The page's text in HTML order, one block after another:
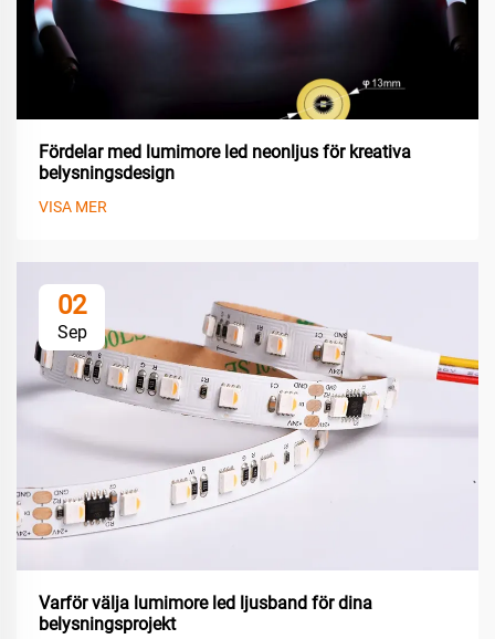
Fördelar med lumimore led neonljus för kreativa
belysningsdesign
VISA MER
02
Sep
Varför välja lumimore led ljusband för dina
belysningsprojekt